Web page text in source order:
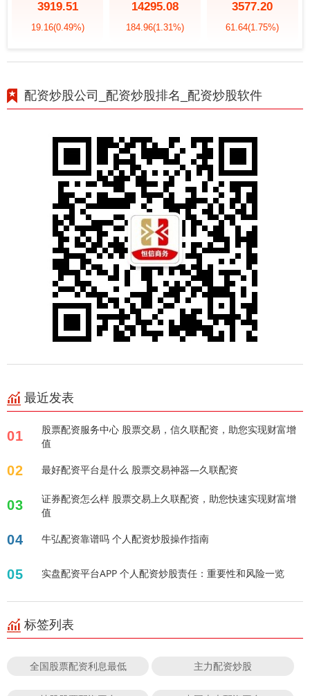
3919.51
19.16(0.49%)
14295.08
184.96(1.31%)
3577.20
61.64(1.75%)
配资炒股公司_配资炒股排名_配资炒股软件
最近发表
01
股票配资服务中心 股票交易，信久联配资，助您实现财富增
值
02 最好配资平台是什么 股票交易神器—久联配资
03
证券配资怎么样 股票交易上久联配资，助您快速实现财富增
值
04 牛弘配资靠谱吗 个人配资炒股操作指南
05 实盘配资平台APP 个人配资炒股责任：重要性和风险一览
标签列表
全国股票配资利息最低 主力配资炒股